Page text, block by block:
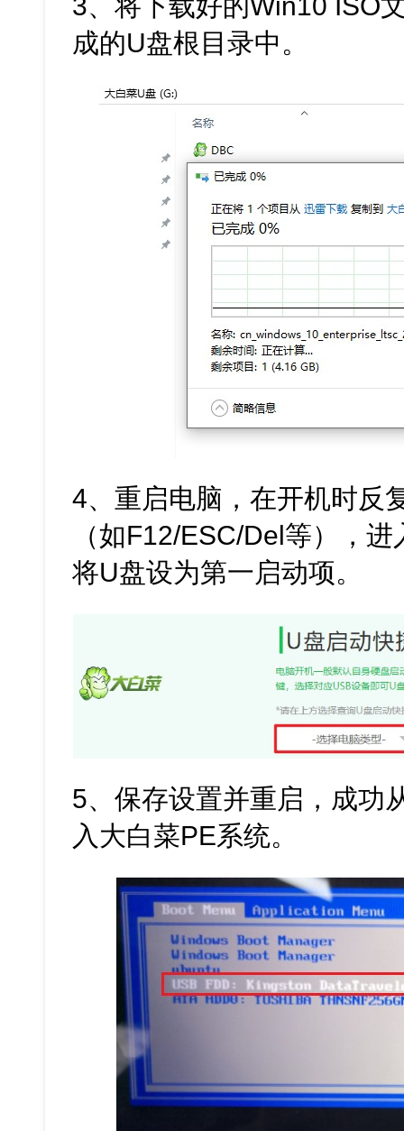
成的U盘根目录中。
4、重启电脑，在开机时反
（如F12/ESC/Del等），
将U盘设为第一启动项。
5、保存设置并重启，成功
入大白菜PE系统。